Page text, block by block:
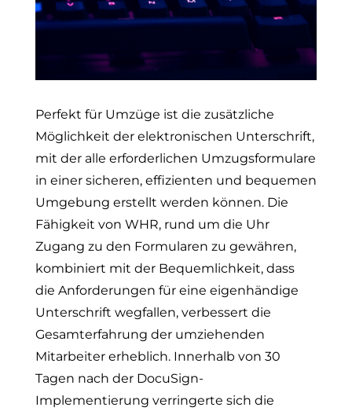
Perfekt für Umzüge ist die zusätzliche
Möglichkeit der elektronischen Unterschrift,
mit der alle erforderlichen Umzugsformulare
in einer sicheren, effizienten und bequemen
Umgebung erstellt werden können. Die
Fähigkeit von WHR, rund um die Uhr
Zugang zu den Formularen zu gewähren,
kombiniert mit der Bequemlichkeit, dass
die Anforderungen für eine eigenhändige
Unterschrift wegfallen, verbessert die
Gesamterfahrung der umziehenden
Mitarbeiter erheblich. Innerhalb von 30
Tagen nach der DocuSign-
Implementierung verringerte sich die